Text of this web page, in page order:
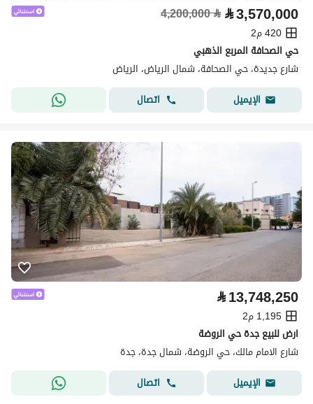
⃁3,570,000
⃁
4,200,000
420 م2
حي الصحافة المربع الذهبي
شارع جديدة، حي الصحافة، شمال الرياض، الرياض
الإيميل
اتصال
⃁13,748,250
1,195 م2
ارض للبيع جدة حي الروضة
شارع الامام مالك، حي الروضة، شمال جدة، جدة
الإيميل
اتصال